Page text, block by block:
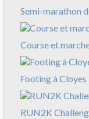
Semi-marathon
Course et
Footing à Cloyes
RUN2K